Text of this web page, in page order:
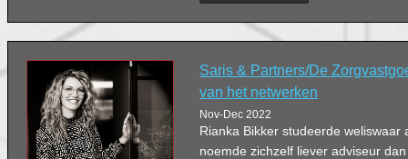
Saris & Partners/De
van het netwerken
Nov-Dec 2022
Rianka Bikker studeerde weliswaar
noemde zichzelf liever adviseur